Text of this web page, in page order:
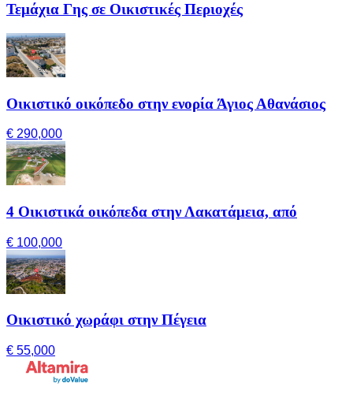
Τεμάχια Γης σε Οικιστικές Περιοχές
Οικιστικό οικόπεδο στην ενορία Άγιος Αθανάσιος
€ 290,000
4 Οικιστικά οικόπεδα στην Λακατάμεια, από
€ 100,000
Οικιστικό χωράφι στην Πέγεια
€ 55,000